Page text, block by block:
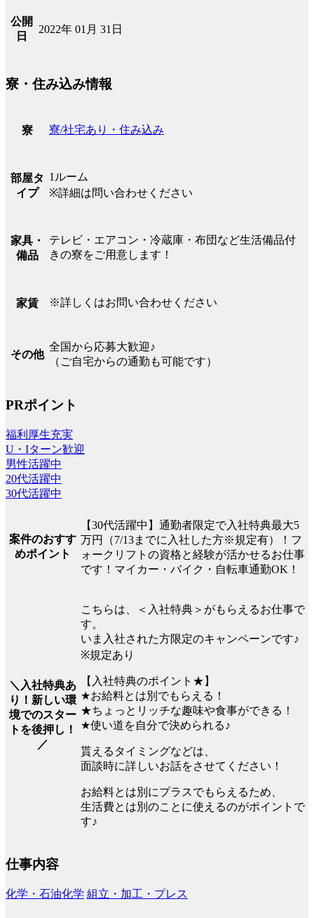
公開
日
2022年 01月 31日
寮・住み込み情報
寮 寮/社宅あり・住み込み
部屋タ
イプ
1ルーム
※詳細は問い合わせください
家具・
備品
テレビ・エアコン・冷蔵庫・布団など生活備品付
きの寮をご用意します！
家賃 ※詳しくはお問い合わせください
その他
全国から応募大歓迎♪
（ご自宅からの通勤も可能です）
PRポイント
福利厚生充実
U・Iターン歓迎
男性活躍中
20代活躍中
30代活躍中
案件のおすす
めポイント
【30代活躍中】通勤者限定で入社特典最大5
万円（7/13までに入社した方※規定有）！フ
ォークリフトの資格と経験が活かせるお仕事
です！マイカー・バイク・自転車通勤OK！
＼入社特典あ
り！新しい環
境でのスター
トを後押し！
／
こちらは、＜入社特典＞がもらえるお仕事で
す。
いま入社された方限定のキャンペーンです♪
※規定あり
【入社特典のポイント★】
★お給料とは別でもらえる！
★ちょっとリッチな趣味や食事ができる！
★使い道を自分で決められる♪
貰えるタイミングなどは、
面談時に詳しいお話をさせてください！
お給料とは別にプラスでもらえるため、
生活費とは別のことに使えるのがポイントで
す♪
仕事内容
化学・石油化学 組立・加工・プレス